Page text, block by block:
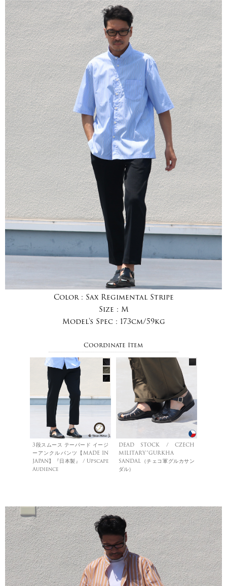
Color : Sax Regimental Stripe
Size : M
Model's Spec : 173cm/59kg
Coordinate Item
3段スムース テーパード イージ
ーアンクルパンツ【MADE IN
JAPAN】『日本製』 / Upscape
Audience
DEAD STOCK / CZECH
MILITARY”GURKHA
SANDAL（チェコ軍グルカサン
ダル）